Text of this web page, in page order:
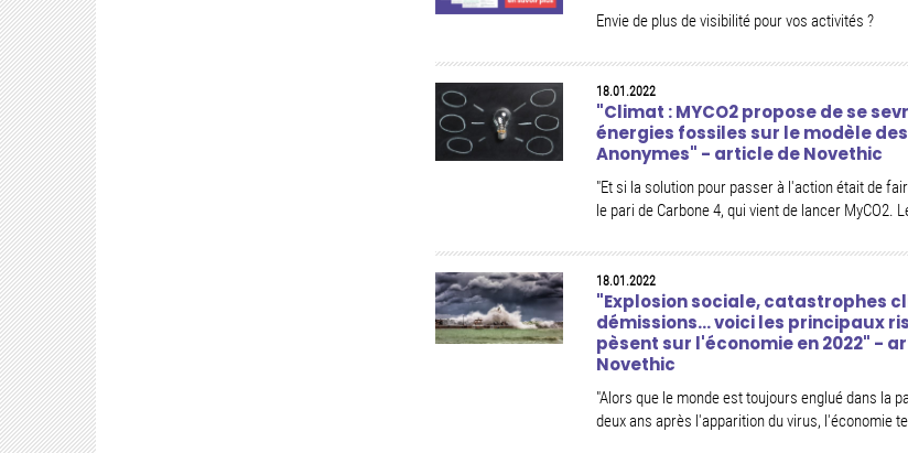
Envie de plus de visibilité pour vos activités ?
18.01.2022
"Climat : MYCO2 propose de se
énergies fossiles sur le modèle
Anonymes" - article de Novethic
"Et si la solution pour passer à l'action était de
le pari de Carbone 4, qui vient de lancer MyCO2.
18.01.2022
"Explosion sociale, catastrophes
démissions... voici les principaux
pèsent sur l'économie en 2022" -
Novethic
"Alors que le monde est toujours englué dans la
deux ans après l'apparition du virus, l'économie